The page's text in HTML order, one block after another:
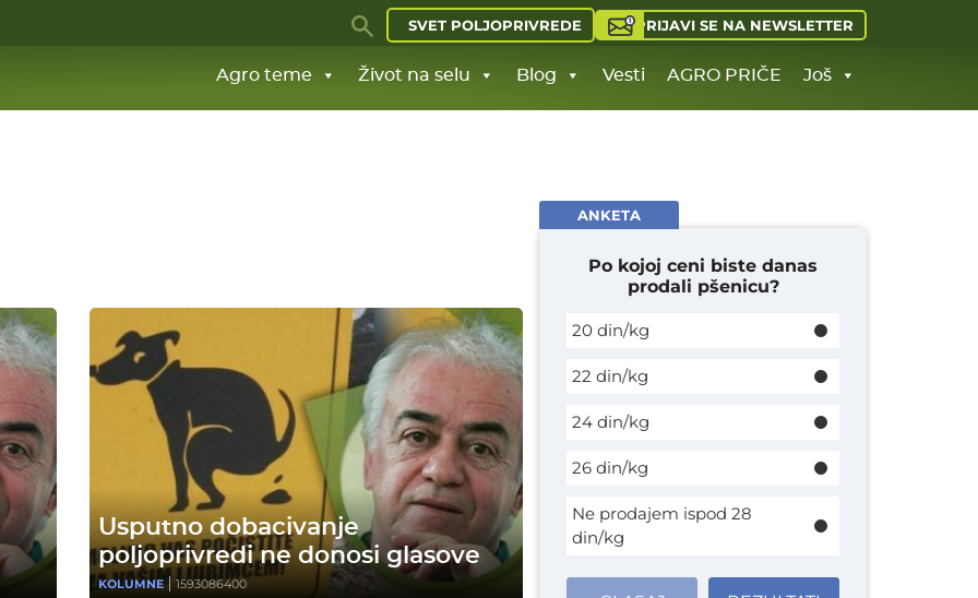
SVET POLJOPRIVREDE PRIJAVI SE NA NEWSLETTER
Agro teme Život na selu Blog Vesti AGRO PRIČE Još
Usputno dobacivanje
poljoprivredi ne donosi glasove
KOLUMNE 1593086400
ANKETA
Po kojoj ceni biste danas
prodali pšenicu?
20 din/kg
22 din/kg
24 din/kg
26 din/kg
Ne prodajem ispod 28
din/kg